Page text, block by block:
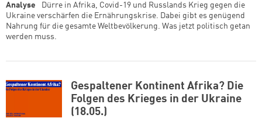
Analyse
Dürre in Afrika, Covid-19 und Russlands Krieg gegen die
Ukraine verschärfen die Ernährungskrise. Dabei gibt es genügend
Nahrung für die gesamte Weltbevölkerung. Was jetzt politisch getan
werden muss.
Gespaltener Kontinent Afrika? Die
Folgen des Krieges in der Ukraine
(18.05.)